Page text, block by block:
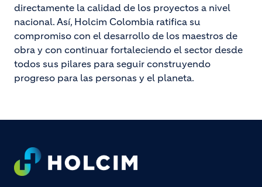
directamente la calidad de los proyectos a nivel
nacional. Así, Holcim Colombia ratifica su
compromiso con el desarrollo de los maestros de
obra y con continuar fortaleciendo el sector desde
todos sus pilares para seguir construyendo
progreso para las personas y el planeta.
Footer